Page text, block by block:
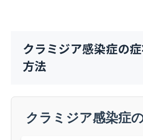
クラミジア感染症の
方法
クラミジア感染症